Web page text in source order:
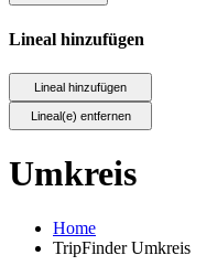
Lineal hinzufügen
Umkreis
Home
TripFinder Umkreis